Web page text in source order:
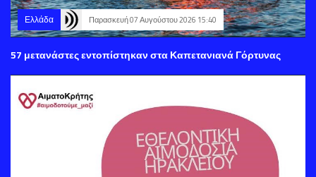
Ελλάδα Παρασκευή 07 Αυγούστου 2026 15:40
57 μετανάστες εντοπίστηκαν στα Καπετανιανά Γόρτυνας